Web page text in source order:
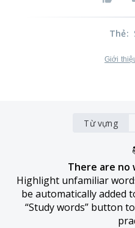
Thẻ:
Giới
Từ vựng
There are no
Highlight unfamiliar
be automatically added
“Study words” button